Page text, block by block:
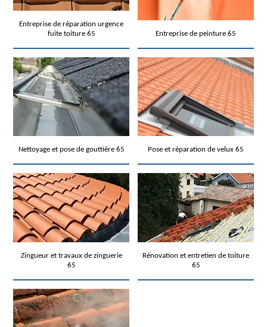
Entreprise de réparation urgence
fuite toiture 65
Entreprise de peinture 65
Nettoyage et pose de gouttière 65 Pose et réparation de velux 65
Zingueur et travaux de zinguerie
65
Rénovation et entretien de toiture
65